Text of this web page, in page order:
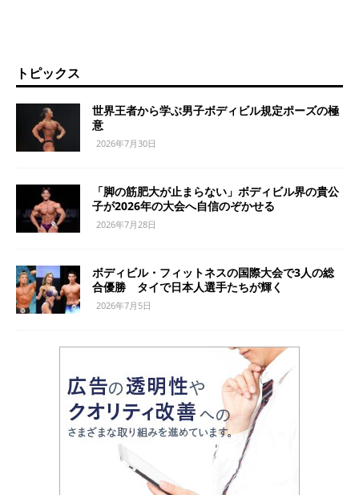
トピックス
世界王者から学ぶ男子ボディビル規定ポーズの極
意
2026年7月30日
「脚の筋肥大が止まらない」ボディビル界の貴公
子が2026年の大会へ自信のぞかせる
2026年7月28日
ボディビル・フィットネスの国際大会で3人の総
合優勝 タイで日本人選手たちが輝く
2026年7月5日